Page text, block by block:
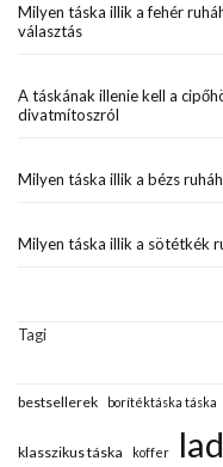
Milyen táska illik a fehér
választás
A táskának illenie kell a
divatmítoszról
Milyen táska illik a bézs
Milyen táska illik a sötétkék
Tagi
bestsellerek borítéktáska táska
klasszikus táska koffer